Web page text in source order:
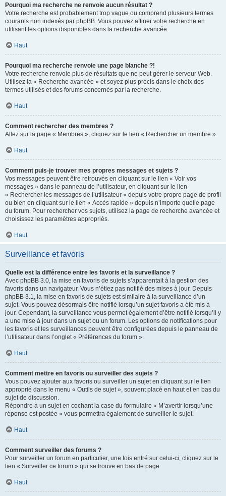
Pourquoi ma recherche ne renvoie aucun résultat ?
Votre recherche est probablement trop vague ou comprend plusieurs termes
courants non indexés par phpBB. Vous pouvez affiner votre recherche en
utilisant les options disponibles dans la recherche avancée.
Haut
Pourquoi ma recherche renvoie une page blanche ?!
Votre recherche renvoie plus de résultats que ne peut gérer le serveur Web.
Utilisez la « Recherche avancée » et soyez plus précis dans le choix des
termes utilisés et des forums concernés par la recherche.
Haut
Comment rechercher des membres ?
Allez sur la page « Membres », cliquez sur le lien « Rechercher un membre ».
Haut
Comment puis-je trouver mes propres messages et sujets ?
Vos messages peuvent être retrouvés en cliquant sur le lien « Voir vos
messages » dans le panneau de l’utilisateur, en cliquant sur le lien
« Rechercher les messages de l’utilisateur » depuis votre propre page de profil
ou bien en cliquant sur le lien « Accès rapide » depuis n’importe quelle page
du forum. Pour rechercher vos sujets, utilisez la page de recherche avancée et
choisissez les paramètres appropriés.
Haut
Surveillance et favoris
Quelle est la différence entre les favoris et la surveillance ?
Avec phpBB 3.0, la mise en favoris de sujets s’apparentait à la gestion des
favoris dans un navigateur. Vous n’étiez pas notifié des mises à jour. Depuis
phpBB 3.1, la mise en favoris de sujets est similaire à la surveillance d’un
sujet. Vous pouvez désormais être notifié lorsqu’un sujet favoris a été mis à
jour. Cependant, la surveillance vous permet également d’être notifié lorsqu’il y
a une mise à jour dans un sujet ou un forum. Les options de notifications pour
les favoris et les surveillances peuvent être configurées depuis le panneau de
l’utilisateur dans l’onglet « Préférences du forum ».
Haut
Comment mettre en favoris ou surveiller des sujets ?
Vous pouvez ajouter aux favoris ou surveiller un sujet en cliquant sur le lien
approprié dans le menu « Outils de sujet », souvent placé en haut et en bas du
sujet de discussion.
Répondre à un sujet en cochant la case du formulaire « M’avertir lorsqu’une
réponse est postée » vous permettra également de surveiller le sujet.
Haut
Comment surveiller des forums ?
Pour surveiller un forum en particulier, une fois entré sur celui-ci, cliquez sur le
lien « Surveiller ce forum » qui se trouve en bas de page.
Haut